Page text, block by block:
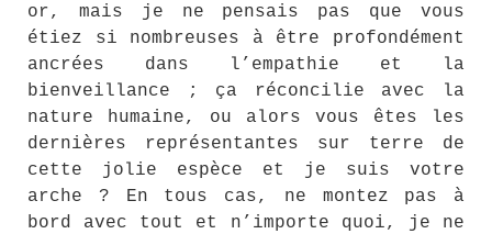
or, mais je ne pensais pas que vous
étiez si nombreuses à être profondément
ancrées dans l’empathie et la
bienveillance ; ça réconcilie avec la
nature humaine, ou alors vous êtes les
dernières représentantes sur terre de
cette jolie espèce et je suis votre
arche ? En tous cas, ne montez pas à
bord avec tout et n’importe quoi, je ne